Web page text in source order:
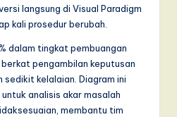
langsung di Visual Paradigm
kali prosedur berubah.
dalam tingkat pembuangan
pengambilan keputusan
sedikit kelalaian. Diagram ini
analisis akar masalah
membantu tim